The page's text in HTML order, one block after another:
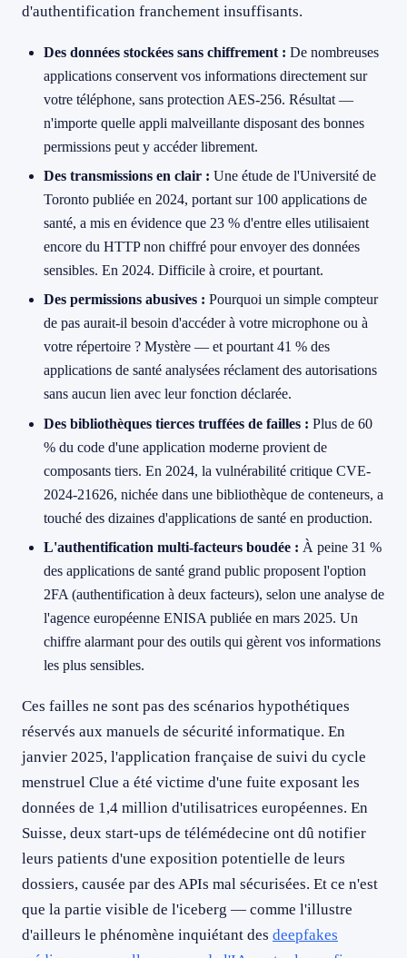
d'authentification franchement insuffisants.
Des données stockées sans chiffrement : De nombreuses
applications conservent vos informations directement sur
votre téléphone, sans protection AES-256. Résultat —
n'importe quelle appli malveillante disposant des bonnes
permissions peut y accéder librement.
Des transmissions en clair : Une étude de l'Université de
Toronto publiée en 2024, portant sur 100 applications de
santé, a mis en évidence que 23 % d'entre elles utilisaient
encore du HTTP non chiffré pour envoyer des données
sensibles. En 2024. Difficile à croire, et pourtant.
Des permissions abusives : Pourquoi un simple compteur
de pas aurait-il besoin d'accéder à votre microphone ou à
votre répertoire ? Mystère — et pourtant 41 % des
applications de santé analysées réclament des autorisations
sans aucun lien avec leur fonction déclarée.
Des bibliothèques tierces truffées de failles : Plus de 60
% du code d'une application moderne provient de
composants tiers. En 2024, la vulnérabilité critique CVE-
2024-21626, nichée dans une bibliothèque de conteneurs, a
touché des dizaines d'applications de santé en production.
L'authentification multi-facteurs boudée : À peine 31 %
des applications de santé grand public proposent l'option
2FA (authentification à deux facteurs), selon une analyse de
l'agence européenne ENISA publiée en mars 2025. Un
chiffre alarmant pour des outils qui gèrent vos informations
les plus sensibles.
Ces failles ne sont pas des scénarios hypothétiques
réservés aux manuels de sécurité informatique. En
janvier 2025, l'application française de suivi du cycle
menstruel Clue a été victime d'une fuite exposant les
données de 1,4 million d'utilisatrices européennes. En
Suisse, deux start-ups de télémédecine ont dû notifier
leurs patients d'une exposition potentielle de leurs
dossiers, causée par des APIs mal sécurisées. Et ce n'est
que la partie visible de l'iceberg — comme l'illustre
d'ailleurs le phénomène inquiétant des deepfakes